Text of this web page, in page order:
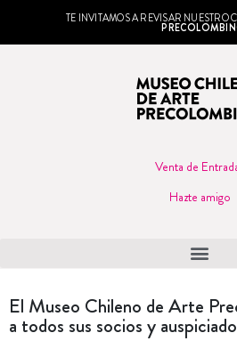
TE INVITAMOS A REVISAR NUESTRO
Venta de
Hazte amigo
El Museo Chileno de Arte
a todos sus socios y